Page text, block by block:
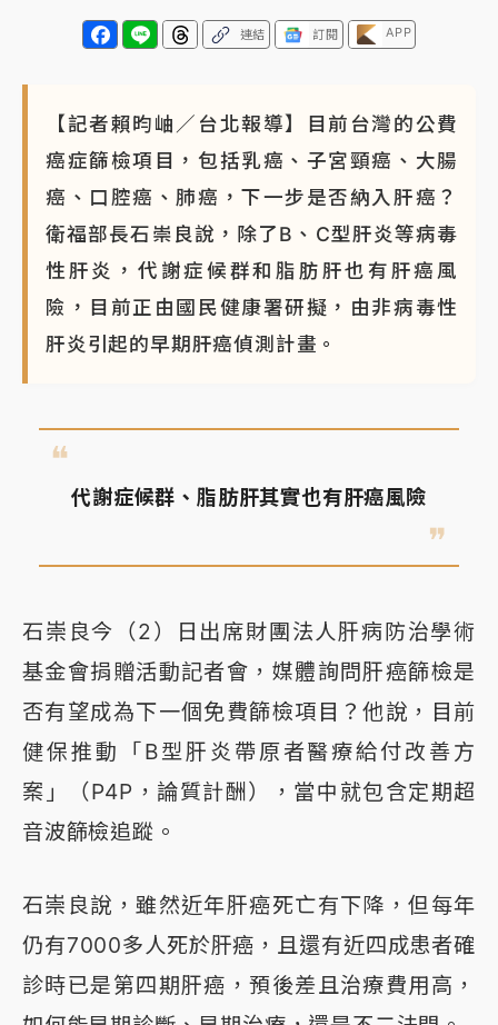
連結 訂閱 APP
【記者賴昀岫／台北報導】目前台灣的公費
癌症篩檢項目，包括乳癌、子宮頸癌、大腸
癌、口腔癌、肺癌，下一步是否納入肝癌？
衛福部長石崇良說，除了B、C型肝炎等病毒
性肝炎，代謝症候群和脂肪肝也有肝癌風
險，目前正由國民健康署研擬，由非病毒性
肝炎引起的早期肝癌偵測計畫。
代謝症候群、脂肪肝其實也有肝癌風險
石崇良今（2）日出席財團法人肝病防治學術
基金會捐贈活動記者會，媒體詢問肝癌篩檢是
否有望成為下一個免費篩檢項目？他說，目前
健保推動「B型肝炎帶原者醫療給付改善方
案」（P4P，論質計酬），當中就包含定期超
音波篩檢追蹤。
石崇良說，雖然近年肝癌死亡有下降，但每年
仍有7000多人死於肝癌，且還有近四成患者確
診時已是第四期肝癌，預後差且治療費用高，